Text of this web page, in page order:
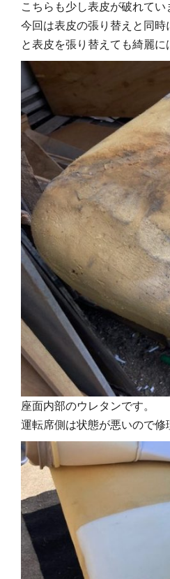
こちらも少し表皮が破れて
今回は表皮の張り替えと同
と表皮を張り替えても綺麗に
座面内部のウレタンです。
運転席側は状態が悪いので修